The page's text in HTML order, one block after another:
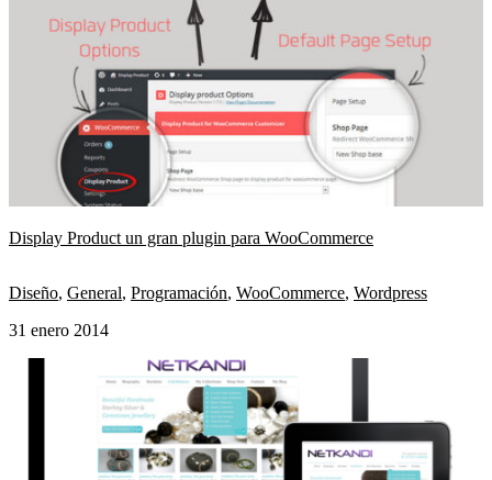
Display Product un gran plugin para WooCommerce
Diseño, General, Programación, WooCommerce, Wordpress
31 enero 2014